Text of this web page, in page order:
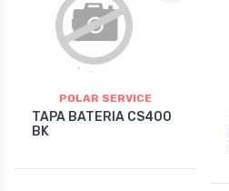
POLAR SERVICE
TAPA BATERIA CS400
BK